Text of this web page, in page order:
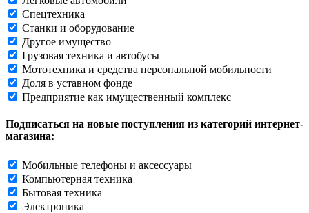
Спецтехника
Станки и оборудование
Другое имущество
Грузовая техника и автобусы
Мототехника и средства персональной мобильности
Доля в уставном фонде
Предприятие как имущественный комплекс
Подписаться на новые поступления из категорий интернет-
магазина:
Мобильные телефоны и аксессуары
Компьютерная техника
Бытовая техника
Электроника